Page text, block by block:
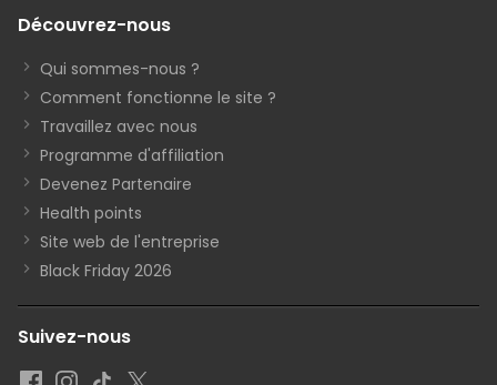
Découvrez-nous
Qui sommes-nous ?
Comment fonctionne le site ?
Travaillez avec nous
Programme d'affiliation
Devenez Partenaire
Health points
Site web de l'entreprise
Black Friday 2026
Suivez-nous